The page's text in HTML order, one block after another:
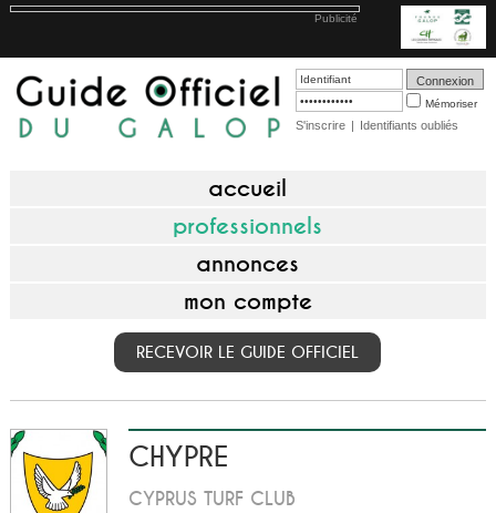
Publicité
Mémoriser
S'inscrire | Identifiants oubliés
accueil
professionnels
annonces
mon compte
RECEVOIR LE GUIDE OFFICIEL
CHYPRE
CYPRUS TURF CLUB